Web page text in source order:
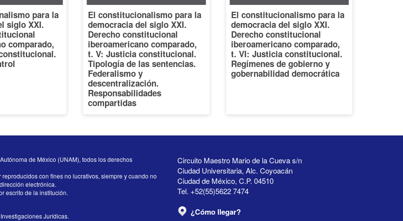
para la
siglo XXI.
comparado,
El constitucionalismo para la
democracia del siglo XXI.
Derecho constitucional
iberoamericano comparado,
t. V: Justicia constitucional.
Tipología de las sentencias.
Federalismo y
descentralización.
Responsabilidades
compartidas
El constitucionalismo para la
democracia del siglo XXI.
Derecho constitucional
iberoamericano comparado,
t. VI: Justicia constitucional.
Regímenes de gobierno y
gobernabilidad democrática
Circuito Maestro Mario de la Cueva s/n
Ciudad Universitaria, Alc. Coyoacán
Ciudad de México, C.P. 04510
Tel. +52(55)5622 7474
¿Cómo llegar?
de México (UNAM), todos los derechos
con fines no lucrativos, siempre y cuando no
electrónica.
escrito de la institución.
Jurídicas.